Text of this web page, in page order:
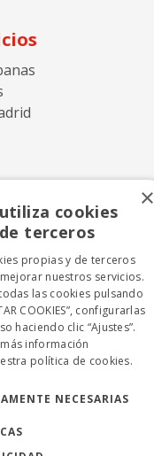
de Castro S.A.
S.A.
el Lanchar, naves 1 y 2
Arroyo - Madrid
×
cookies
terceros
propias y de terceros
nuestros servicios.
las cookies pulsando
COOKIES”, configurarlas
haciendo clic “Ajustes”.
información
política de cookies.
NECESARIAS